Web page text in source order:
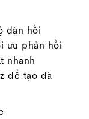
đàn hồi
ưu phản hồi
nhanh
để tạo đà